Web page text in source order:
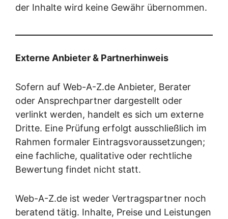
der Inhalte wird keine Gewähr übernommen.
Externe Anbieter & Partnerhinweis
Sofern auf Web-A-Z.de Anbieter, Berater
oder Ansprechpartner dargestellt oder
verlinkt werden, handelt es sich um externe
Dritte. Eine Prüfung erfolgt ausschließlich im
Rahmen formaler Eintragsvoraussetzungen;
eine fachliche, qualitative oder rechtliche
Bewertung findet nicht statt.
Web-A-Z.de ist weder Vertragspartner noch
beratend tätig. Inhalte, Preise und Leistungen